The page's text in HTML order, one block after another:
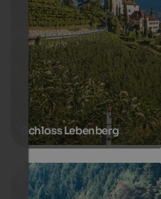
Schloss Lebenberg